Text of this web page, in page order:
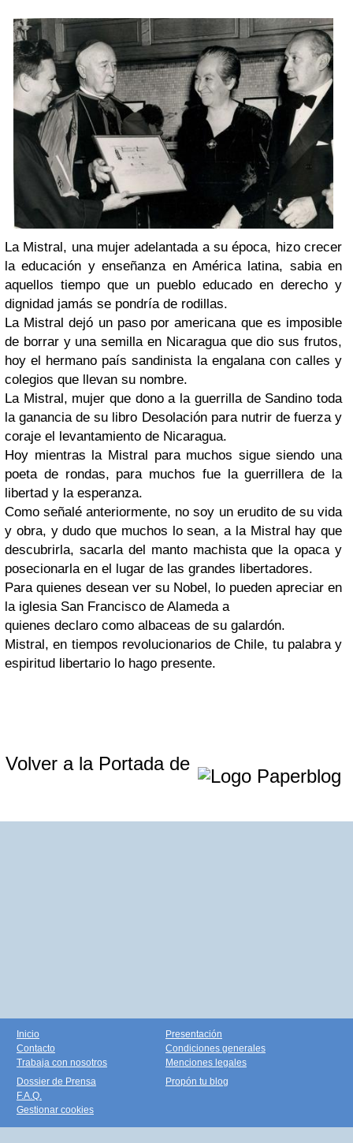
La Mistral, una mujer adelantada a su época, hizo crecer
la educación y enseñanza en América latina, sabia en
aquellos tiempo que un pueblo educado en derecho y
dignidad jamás se pondría de rodillas.
La Mistral dejó un paso por americana que es imposible
de borrar y una semilla en Nicaragua que dio sus frutos,
hoy el hermano país sandinista la engalana con calles y
colegios que llevan su nombre.
La Mistral, mujer que dono a la guerrilla de Sandino toda
la ganancia de su libro Desolación para nutrir de fuerza y
coraje el levantamiento de Nicaragua.
Hoy mientras la Mistral para muchos sigue siendo una
poeta de rondas, para muchos fue la guerrillera de la
libertad y la esperanza.
Como señalé anteriormente, no soy un erudito de su vida
y obra, y dudo que muchos lo sean, a la Mistral hay que
descubrirla, sacarla del manto machista que la opaca y
posecionarla en el lugar de las grandes libertadores.
Para quienes desean ver su Nobel, lo pueden apreciar en
la iglesia San Francisco de Alameda a
quienes declaro como albaceas de su galardón.
Mistral, en tiempos revolucionarios de Chile, tu palabra y
espiritud libertario lo hago presente.
Volver a la Portada de
Inicio
Contacto
Trabaja con nosotros
Presentación
Condiciones generales
Menciones legales
Dossier de Prensa
F.A.Q.
Gestionar cookies
Propón tu blog